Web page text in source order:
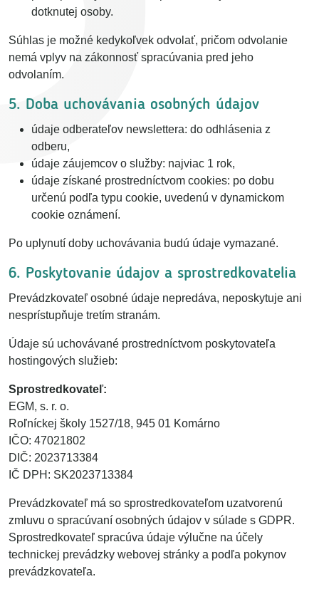
dotknutej osoby.
Súhlas je možné kedykoľvek odvolať, pričom odvolanie
nemá vplyv na zákonnosť spracúvania pred jeho
odvolaním.
5. Doba uchovávania osobných údajov
údaje odberateľov newslettera: do odhlásenia z
odberu,
údaje záujemcov o služby: najviac 1 rok,
údaje získané prostredníctvom cookies: po dobu
určenú podľa typu cookie, uvedenú v dynamickom
cookie oznámení.
Po uplynutí doby uchovávania budú údaje vymazané.
6. Poskytovanie údajov a sprostredkovatelia
Prevádzkovateľ osobné údaje nepredáva, neposkytuje ani
nesprístupňuje tretím stranám.
Údaje sú uchovávané prostredníctvom poskytovateľa
hostingových služieb:
Sprostredkovateľ:
EGM, s. r. o.
Roľníckej školy 1527/18, 945 01 Komárno
IČO: 47021802
DIČ: 2023713384
IČ DPH: SK2023713384
Prevádzkovateľ má so sprostredkovateľom uzatvorenú
zmluvu o spracúvaní osobných údajov v súlade s GDPR.
Sprostredkovateľ spracúva údaje výlučne na účely
technickej prevádzky webovej stránky a podľa pokynov
prevádzkovateľa.